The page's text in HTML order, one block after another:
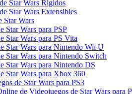
Star Wars Rígidos
Star Wars Extensibles
Star Wars
Star Wars para PSP
Star Wars para PS Vita
Star Wars para Nintendo Wii U
Star Wars para Nintendo Switch
Star Wars para Nintendo DS
Star Wars para Xbox 360
de Star Wars para PS3
de Videojuegos de Star Wars para